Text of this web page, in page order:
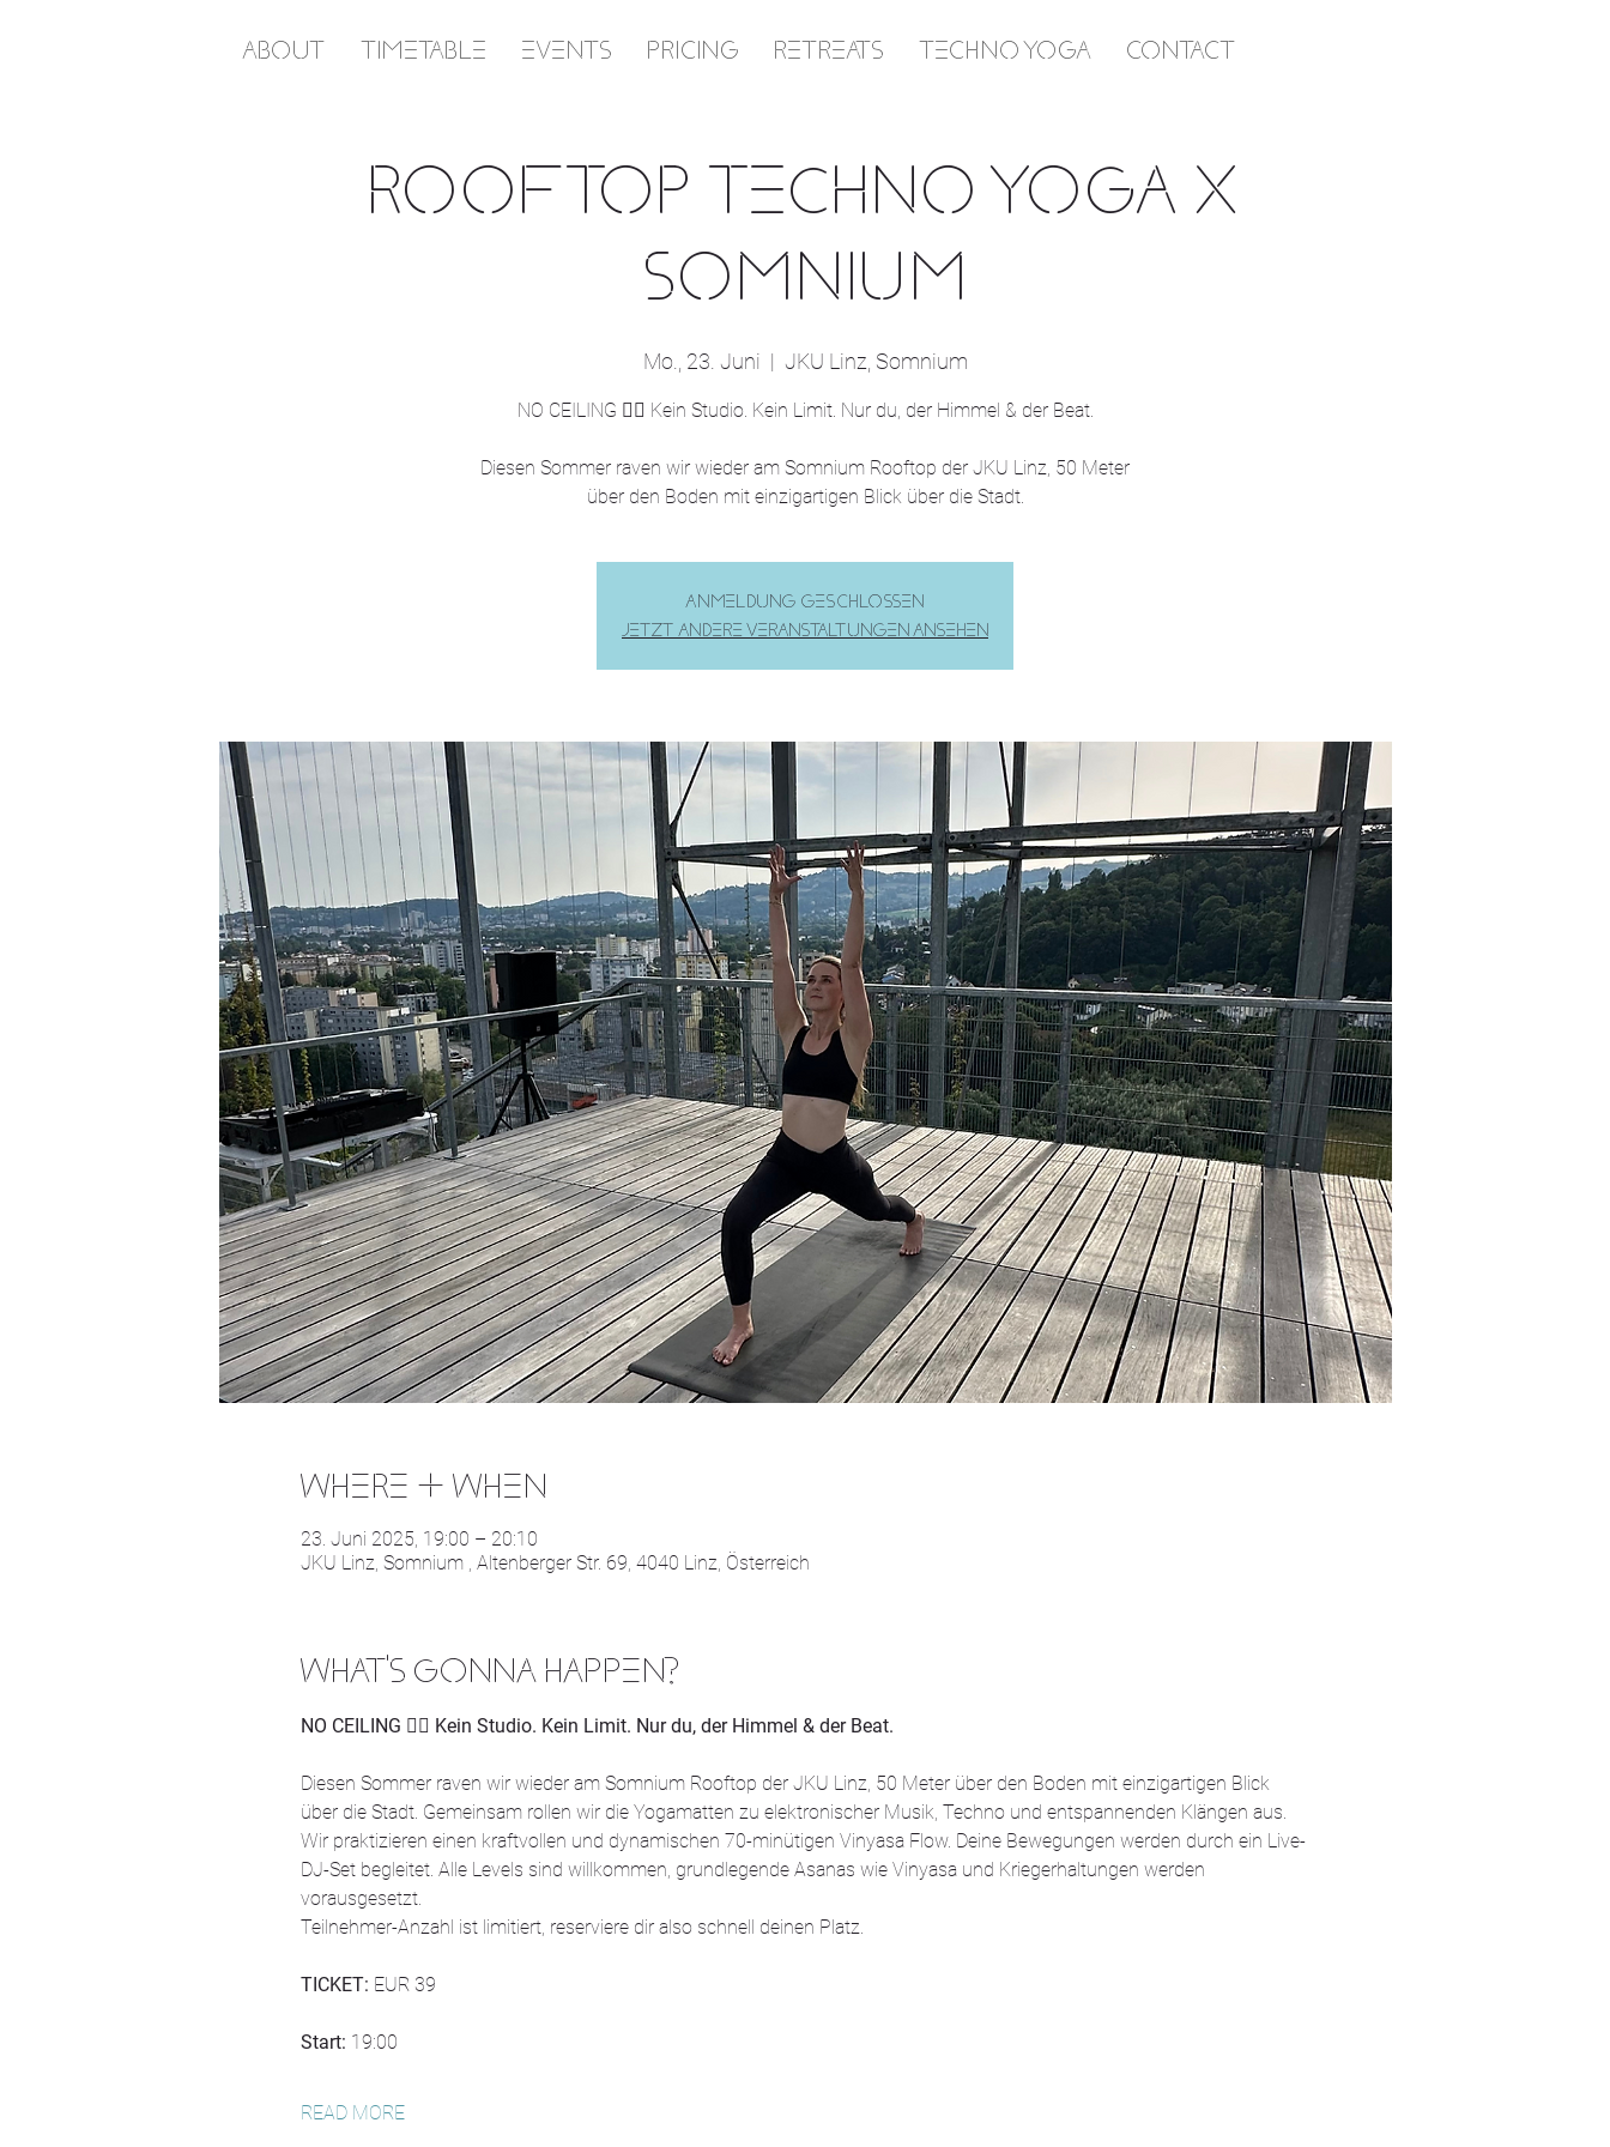
ROOFTOP TECHNO YOGA x
SOMNIUM
Mo., 23. Juni
  |
JKU Linz, Somnium
NO CEILING ❤️‍🔥 Kein Studio. Kein Limit. Nur du, der Himmel & der Beat.
Diesen Sommer raven wir wieder am Somnium Rooftop der JKU Linz, 50 Meter
über den Boden mit einzigartigen Blick über die Stadt.
Anmeldung geschlossen
Jetzt andere Veranstaltungen ansehen
WHERE & WHEN
23. Juni 2025, 19:00 – 20:10
JKU Linz, Somnium , Altenberger Str. 69, 4040 Linz, Österreich
WHAT'S GONNA HAPPEN?
NO CEILING ❤️‍🔥 Kein Studio. Kein Limit. Nur du, der Himmel & der Beat.
Diesen Sommer raven wir wieder am Somnium Rooftop der JKU Linz, 50 Meter über den Boden mit einzigartigen Blick
über die Stadt. Gemeinsam rollen wir die Yogamatten zu elektronischer Musik, Techno und entspannenden Klängen aus.
Wir praktizieren einen kraftvollen und dynamischen 70-minütigen Vinyasa Flow. Deine Bewegungen werden durch ein Live-
DJ-Set begleitet. Alle Levels sind willkommen, grundlegende Asanas wie Vinyasa und Kriegerhaltungen werden
vorausgesetzt.
Teilnehmer-Anzahl ist limitiert, reserviere dir also schnell deinen Platz.
TICKET: EUR 39
Start: 19:00
READ MORE
ABOUT TIMETABLE EVENTS PRICING RETREATS TECHNO YOGA CONTACT